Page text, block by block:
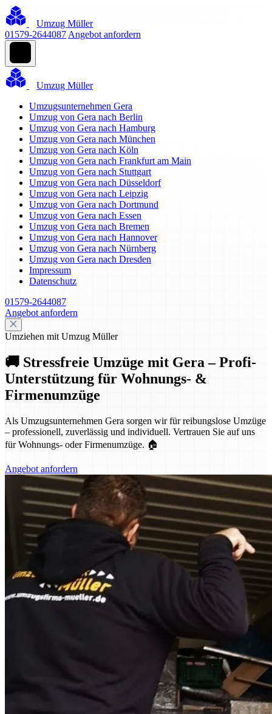
Umzug Müller
01579-2644087 Angebot anfordern
Umzug Müller
Umzugsunternehmen Gera
Umzug von Gera nach Berlin
Umzug von Gera nach Hamburg
Umzug von Gera nach München
Umzug von Gera nach Köln
Umzug von Gera nach Frankfurt am Main
Umzug von Gera nach Stuttgart
Umzug von Gera nach Düsseldorf
Umzug von Gera nach Leipzig
Umzug von Gera nach Dortmund
Umzug von Gera nach Essen
Umzug von Gera nach Bremen
Umzug von Gera nach Hannover
Umzug von Gera nach Nürnberg
Umzug von Gera nach Dresden
Impressum
Datenschutz
01579-2644087
Angebot anfordern
Umziehen mit Umzug Müller
🚚 Stressfreie Umzüge mit Gera – Profi-
Unterstützung für Wohnungs- &
Firmenumzüge
Als Umzugsunternehmen Gera sorgen wir für reibungslose Umzüge
– professionell, zuverlässig und individuell. Vertrauen Sie auf uns
für Wohnungs- oder Firmenumzüge. 🏠
Angebot anfordern